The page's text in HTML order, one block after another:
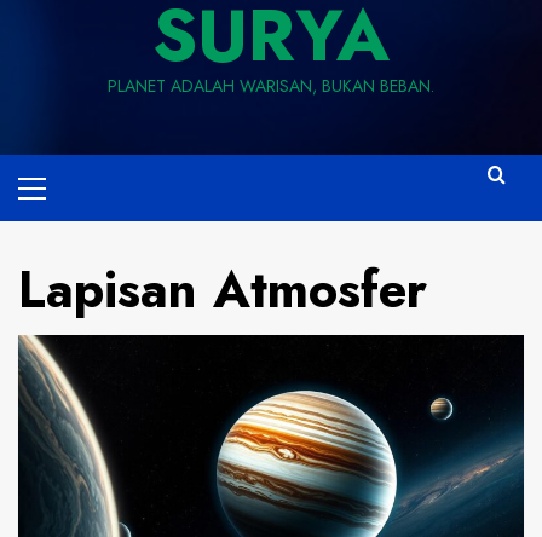
SURYA
PLANET ADALAH WARISAN, BUKAN BEBAN.
Menu
Lapisan Atmosfer